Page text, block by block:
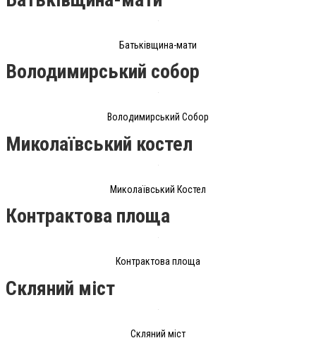
Батьківщина-мати
Володимирський собор
Володимирський Собор
Миколаївський костел
Миколаївський Костел
Контрактова площа
Контрактова площа
Скляний міст
Скляний міст